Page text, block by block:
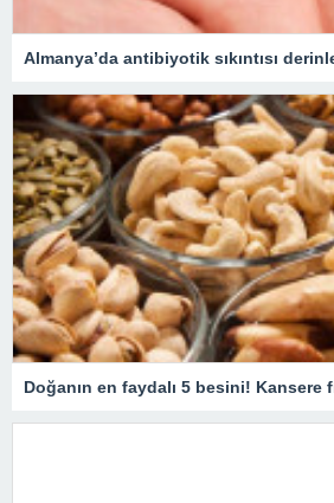
Doğanın en faydalı 5 besini! Kansere